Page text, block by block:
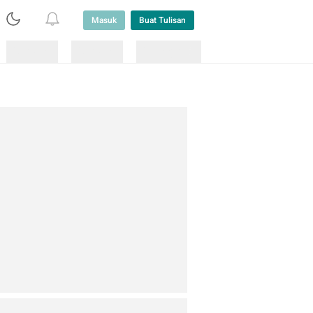
Masuk Buat Tulisan